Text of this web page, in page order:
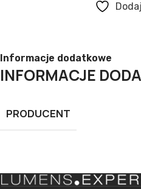
Informacje dodatkowe
INFORMACJE
PRODUCENT